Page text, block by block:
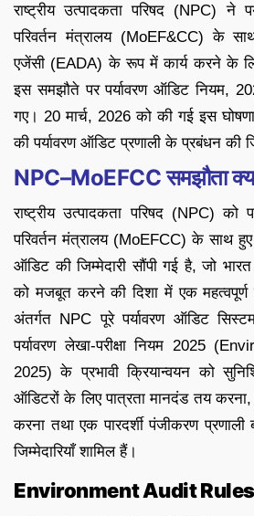
राष्ट्रीय उत्पादकता परिषद (NPC) ने
परिवर्तन मंत्रालय (MoEF&CC) के
एजेंसी (EADA) के रूप में कार्य करने के
इस समझौते पर पर्यावरण ऑडिट नियम,
गए। 20 मार्च, 2026 को की गई इस
की पर्यावरण ऑडिट प्रणाली के प्रबंधन की
NPC–MoEFCC समझौता
राष्ट्रीय उत्पादकता परिषद (NPC) को
परिवर्तन मंत्रालय (MoEFCC) के साथ
ऑडिट की जिम्मेदारी सौंपी गई है, जो
को मजबूत करने की दिशा में एक
अंतर्गत NPC पूरे पर्यावरण ऑडिट
पर्यावरण लेखा-परीक्षा नियम 2025
2025) के प्रभावी क्रियान्वयन को
ऑडिटरों के लिए पात्रता मानदंड तय करना,
करना तथा एक पारदर्शी पंजीकरण प्रणाली
जिम्मेदारियाँ शामिल हैं।
Environment Audit Rules